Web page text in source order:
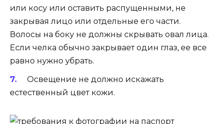
или косу или оставить распущенными, не
закрывая лицо или отдельные его части.
Волосы на боку не должны скрывать овал лица.
Если челка обычно закрывает один глаз, ее все
равно нужно убрать.
Освещение не должно искажать
естественный цвет кожи.